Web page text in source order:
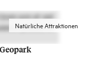
Natürliche Attraktionen